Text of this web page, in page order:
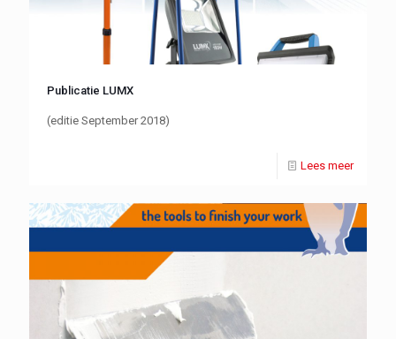
Publicatie LUMX
(editie September 2018)
Lees meer